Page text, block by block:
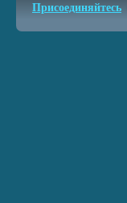
Присоединяйтесь